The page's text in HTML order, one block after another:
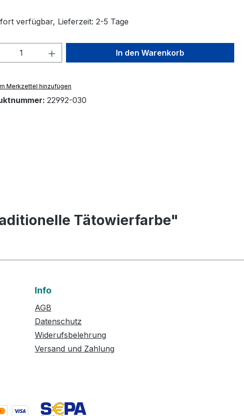
verfügbar, Lieferzeit: 2-5 Tage
Anzahl: Gib den gewünschten Wert
In den Warenkorb
Merkzettel hinzufügen
22992-030
Tätowierfarbe"
Info
AGB
Datenschutz
Widerufsbelehrung
Versand und Zahlung